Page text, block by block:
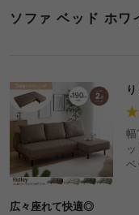
ソファ ベッド ホワ
幅
ベ
広々座れて快適◎